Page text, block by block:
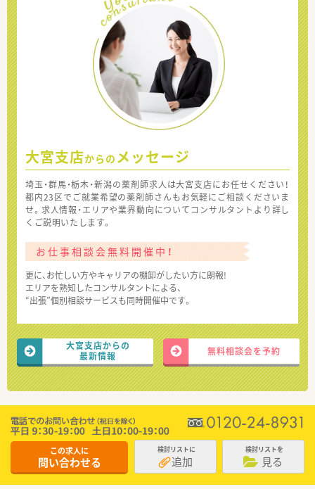
大宮支店からの メッセージ
埼玉・群馬・栃木・新潟の薬剤師求人は大宮支店にお任せください！
都内23区でご就業希望の薬剤師さんもお気軽にご相談くださいま
せ。求人情報・エリアや業界動向についてコンサルタントより詳し
くご説明いたします。
お仕事相談会無料開催中！
更に、お忙しい方やキャリアの棚卸がしたい方に朗報!
エリアを熟知したコンサルタントによる、
“出張”個別相談サービスも同時開催中です。
大宮支店からの
最新情報
無料相談会を予約
この求人に
問い合わせる
検討リストに
追加
検討リストを
見る